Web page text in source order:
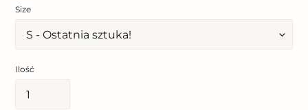
Size
Ilość